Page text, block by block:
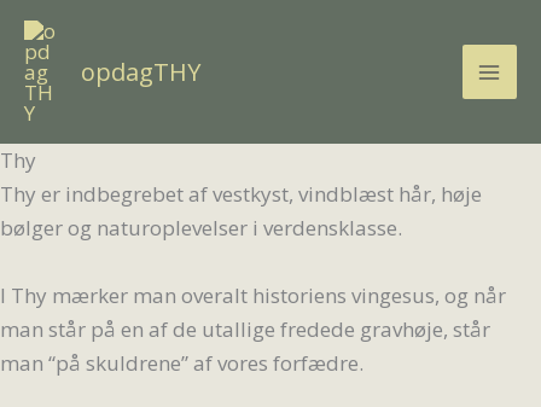
Gå
indholdetopdagTHY
Thy
Thy er indbegrebet af vestkyst, vindblæst hår, høje
bølger og naturoplevelser i verdensklasse.
I Thy mærker man overalt historiens vingesus, og når
man står på en af de utallige fredede gravhøje, står
man “på skuldrene” af vores forfædre.